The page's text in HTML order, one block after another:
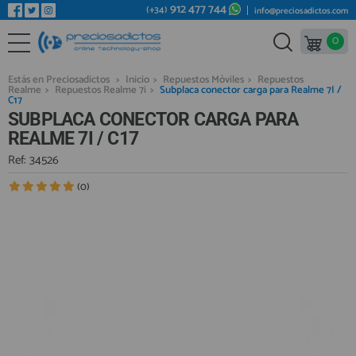
REPUESTOS MÓVILES
REPUESTOS TABLET
REPUESTOS RELOJES INTELIGENTES
REPUESTOS VIDEOCONSOLAS
REPUESTOS MACBOOK
REPUESTOS OTROS DISPOSITIVOS
Bienvenid@ otra vez
YA SOY CLIENTE
Recordarme
(+34) 912 477 744 info@preciosadictos.com
0
Estás en Preciosadictos > Inicio > Repuestos Móviles > Repuestos
Realme > Repuestos Realme 7i > Subplaca conector carga para Realme 7I /
C17
SUBPLACA CONECTOR CARGA PARA
REALME 7I / C17
Ref: 34526
(0)